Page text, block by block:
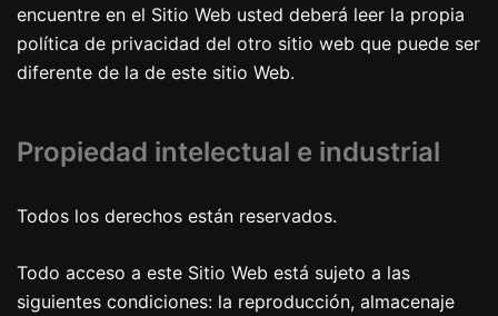
encuentre en el Sitio Web usted deberá leer la propia
política de privacidad del otro sitio web que puede ser
diferente de la de este sitio Web.
Propiedad intelectual e industrial
Todos los derechos están reservados.
Todo acceso a este Sitio Web está sujeto a las
siguientes condiciones: la reproducción, almacenaje